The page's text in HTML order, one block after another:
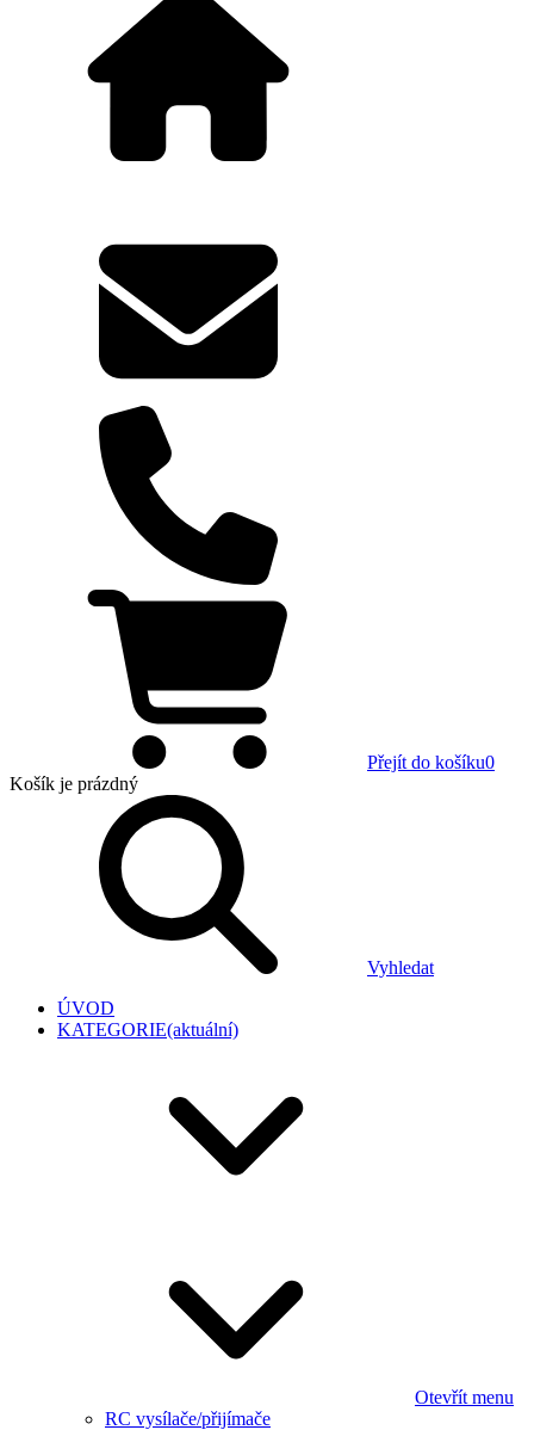
Přejít do košíku0
Košík je prázdný
Vyhledat
ÚVOD
KATEGORIE(aktuální)
Otevřít menu
RC vysílače/přijímače